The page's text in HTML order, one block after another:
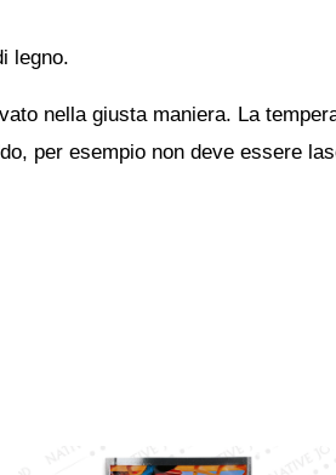
legno.
nella giusta maniera. La
per esempio non deve essere